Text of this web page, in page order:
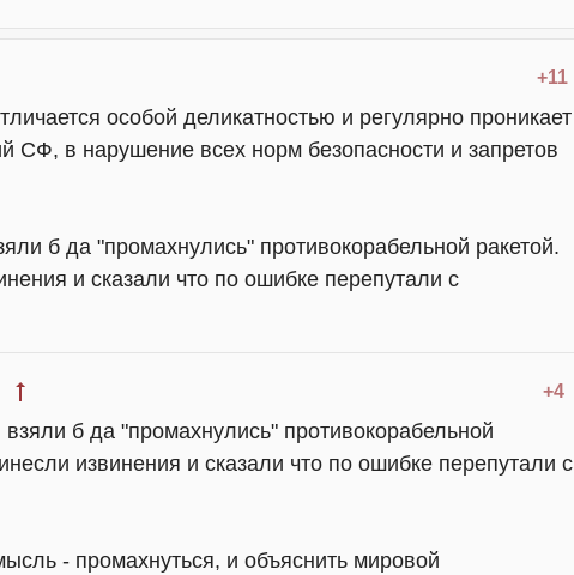
+11
особой деликатностью и регулярно проникает
СФ, в нарушение всех норм безопасности и запретов
б да "промахнулись" противокорабельной ракетой.
и сказали что по ошибке перепутали с
+4
взяли б да "промахнулись" противокорабельной
извинения и сказали что по ошибке перепутали с
- промахнуться, и объяснить мировой